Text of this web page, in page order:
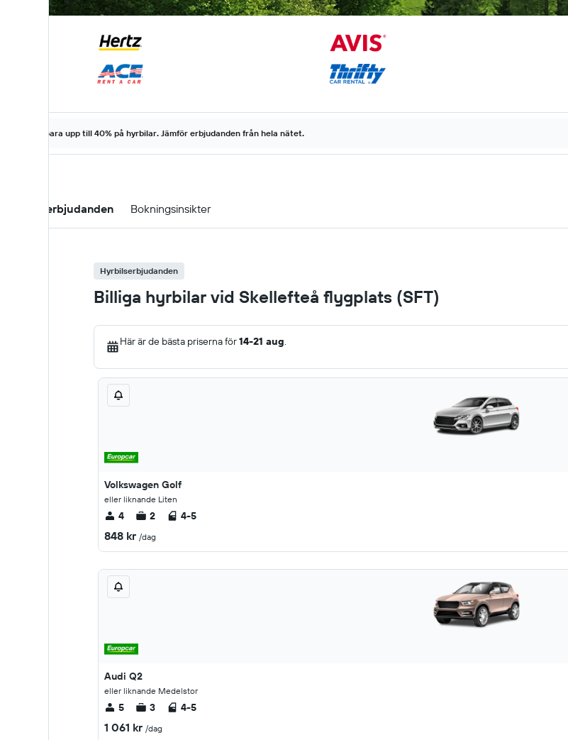
Spara upp till 40% på hyrbilar. Jämför erbjudanden från hela nätet.
Hyrbilserbjudanden Bokningsinsikter
Hyrbilserbjudanden
Billiga hyrbilar vid Skellefteå flygplats (SFT)
Här är de bästa priserna för14-21 aug.
Volkswagen Golf
eller liknande Liten
4 2 4-5
848 kr /dag
Audi Q2
eller liknande Medelstor
5 3 4-5
1 061 kr /dag